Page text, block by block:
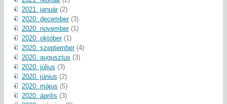
2021. január(2)
2020. december(3)
2020. november(1)
2020. október(1)
2020. szeptember(4)
2020. augusztus (3)
2020. július (3)
2020. június (2)
2020. május (5)
2020. április (3)